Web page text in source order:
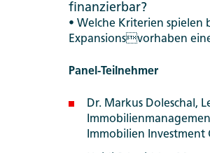
finanzierbar?
• Welche Kriterien spielen
Expansionsvorhaben
Panel-Teilnehmer
Dr. Markus Doleschal,
Immobilien Investment